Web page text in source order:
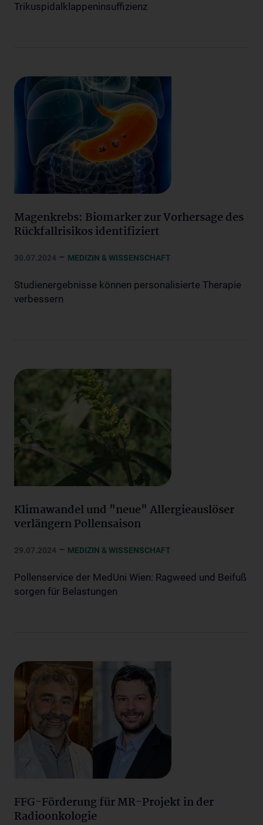
Trikuspidalklappeninsuffizienz
Magenkrebs: Biomarker zur Vorhersage des
Rückfallrisikos identifiziert
30.07.2024 – MEDIZIN & WISSENSCHAFT
Studienergebnisse können personalisierte Therapie
verbessern
Klimawandel und "neue" Allergieauslöser
verlängern Pollensaison
29.07.2024 – MEDIZIN & WISSENSCHAFT
Pollenservice der MedUni Wien: Ragweed und Beifuß
sorgen für Belastungen
FFG-Förderung für MR-Projekt in der
Radioonkologie